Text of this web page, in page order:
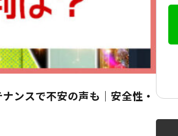
ンスで不安の声も｜安全性・